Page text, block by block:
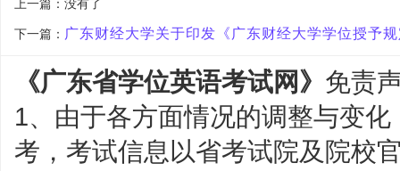
上一篇：没有了
下一篇： 广东财经大学关于印发《广东财经大学学位授予
《广东省学位英语考试网》 免责
1、由于各方面情况的调整与变
考，考试信息以省考试院及院校